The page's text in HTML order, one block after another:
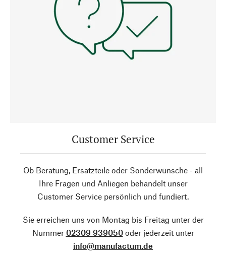
Customer Service
Ob Beratung, Ersatzteile oder Sonderwünsche - all
Ihre Fragen und Anliegen behandelt unser
Customer Service persönlich und fundiert.
Sie erreichen uns von Montag bis Freitag unter der
Nummer 02309 939050oder jederzeit unter
info@manufactum.de